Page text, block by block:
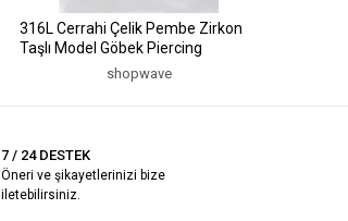
316L Cerrahi Çelik Pembe Zirkon
Taşlı Model Göbek Piercing
shopwave
7 / 24 DESTEK
Öneri ve şikayetlerinizi bize
iletebilirsiniz.